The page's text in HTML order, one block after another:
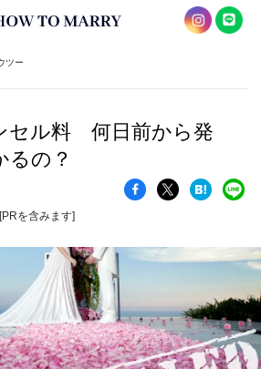
ツー
セル料 何日前から発
るの？
[PRを含みます]